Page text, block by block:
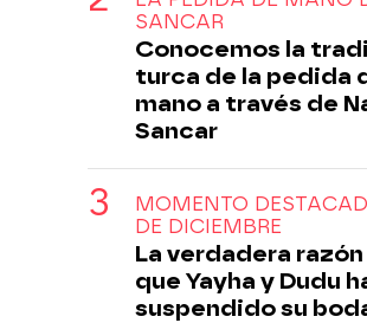
SANCAR
Conocemos la
turca de la pedida
mano a través de
Sancar
MOMENTO
DE DICIEMBRE
La verdadera razón
que Yayha y Dudu
suspendido su